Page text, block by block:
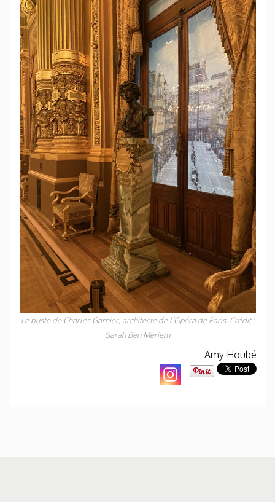
Le buste de Charles Garnier, architecte de l’Opéra de Paris. Crédit :
Sarah Ben Meriem
Amy Houbé